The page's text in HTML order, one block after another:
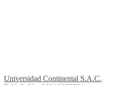
Universidad Continental S.A.C.